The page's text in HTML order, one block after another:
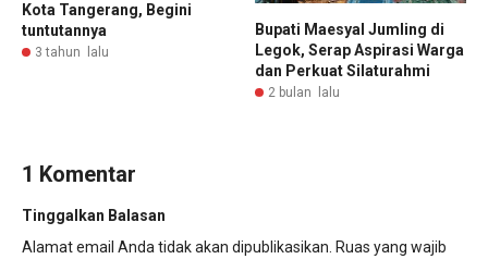
Kota Tangerang, Begini
tuntutannya
3 tahun lalu
Bupati Maesyal Jumling di
Legok, Serap Aspirasi Warga
dan Perkuat Silaturahmi
2 bulan lalu
1 Komentar
Tinggalkan Balasan
Alamat email Anda tidak akan dipublikasikan. Ruas yang wajib